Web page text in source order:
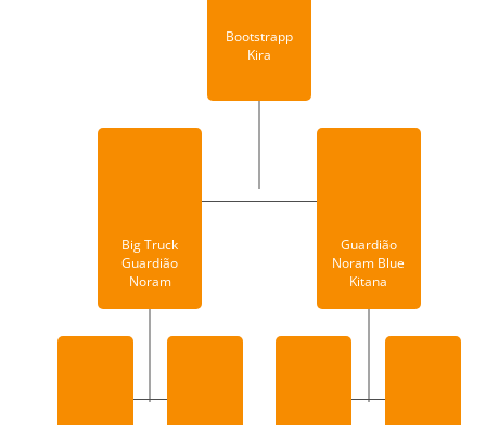
Bootstrapp
Kira
Big Truck
Guardião
Noram
Guardião
Noram Blue
Kitana